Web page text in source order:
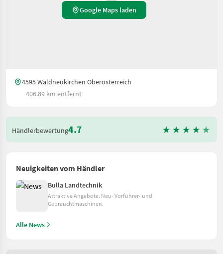
Google Maps laden
4595 Waldneukirchen Oberösterreich
406.89 km entfernt
Händlerbewertung4.7
Neuigkeiten vom Händler
Bulla Landtechnik
Attraktive Angebote. Neu- Vorführer- und
Gebrauchtmaschinen.
Alle News